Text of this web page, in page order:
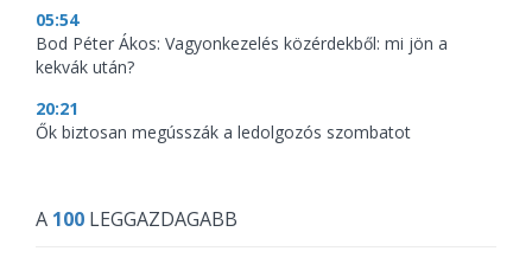
05:54
Bod Péter Ákos: Vagyonkezelés közérdekből: mi jön a
kekvák után?
20:21
Ők biztosan megússzák a ledolgozós szombatot
A 100 LEGGAZDAGABB